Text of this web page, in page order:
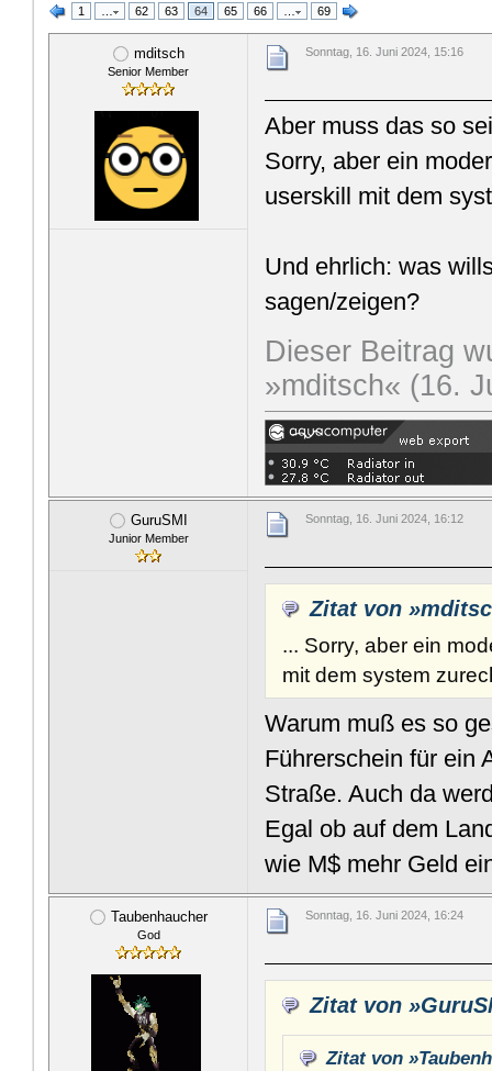
1 … 62 63 64 65 66 … 69
mditsch
Senior Member
Sonntag, 16. Juni 2024, 15:16
Aber muss das so
Sorry, aber ein
userskill mit dem
Und ehrlich: was
sagen/zeigen?
Dieser Beitrag
»mditsch« (16.
GuruSMI
Junior Member
Sonntag, 16. Juni 2024, 16:12
Zitat von
... Sorry, aber ein
mit dem system
Warum muß es so
Führerschein für ein
Straße. Auch da
Egal ob auf dem
wie M$ mehr Geld
Taubenhaucher
God
Sonntag, 16. Juni 2024, 16:24
Zitat von
Zitat von